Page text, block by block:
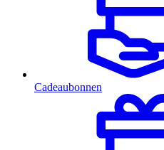
Cadeaubonnen